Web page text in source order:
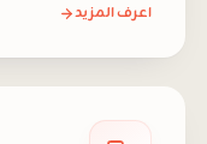
اعرف المزيد